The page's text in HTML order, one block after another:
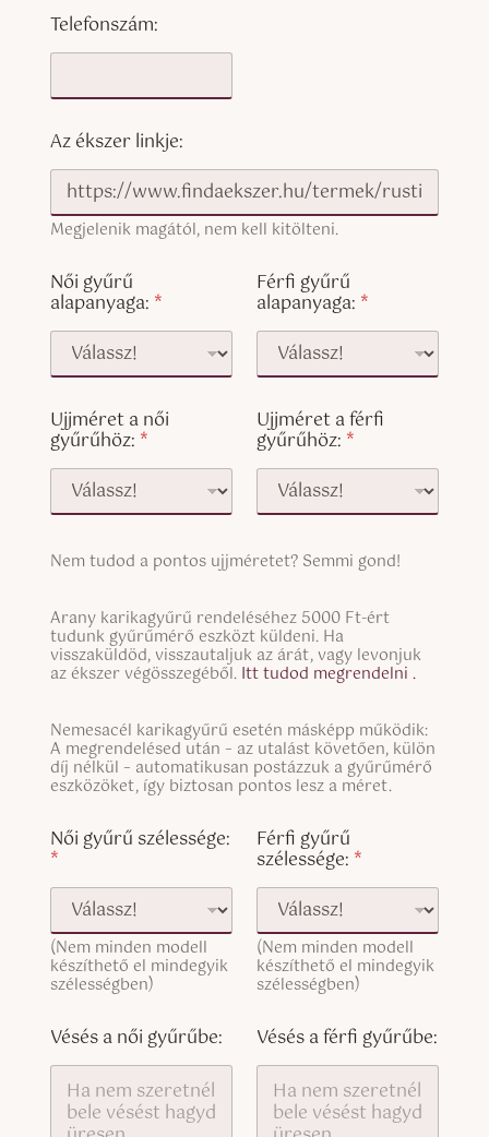
Telefonszám:
Az ékszer linkje:
Megjelenik magától, nem kell kitölteni.
Női gyűrű
alapanyaga: *
Férfi gyűrű
alapanyaga: *
Ujjméret a női
gyűrűhöz: *
Ujjméret a férfi
gyűrűhöz: *
S
g
l
e
L
n
e
T
e
t
Nem tudod a pontos ujjméretet? Semmi gond!
y
ű
r
ű
ö
z
:
T
x
t
h
c
k
b
o
e
S
i
n
g
e
L
i
n
e
e
x
t
c
o
p
y
Arany karikagyűrű rendeléséhez 5000 Ft-ért
tudunk gyűrűmérő eszközt küldeni. Ha
visszaküldöd, visszautaljuk az árát, vagy levonjuk
az ékszer végösszegéből. Itt tudod megrendelni .
S
i
n
g
e
L
n
T
e
x
t
c
o
Nemesacél karikagyűrű esetén másképp működik:
A megrendelésed után – az utalást követően, külön
díj nélkül – automatikusan postázzuk a gyűrűmérő
eszközöket, így biztosan pontos lesz a méret.
Női gyűrű szélessége:
*
(Nem minden modell
készíthető el mindegyik
szélességben)
Férfi gyűrű
szélessége: *
(Nem minden modell
készíthető el mindegyik
szélességben)
Vésés a női gyűrűbe: Vésés a férfi gyűrűbe: